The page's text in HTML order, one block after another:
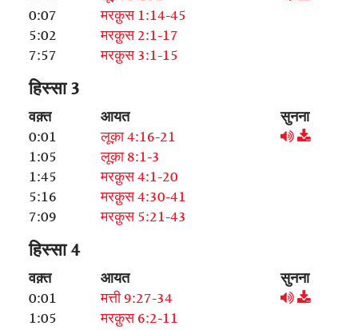
0:07
5:02
7:57
मरक़ुस 1:14-45
मरक़ुस 2:1-17
मरक़ुस 3:1-15
हिस्सा 3
वक़्त आयत
सुनना
0:01
1:05
1:45
5:16
7:09
लूक़ा 4:16-21
लूक़ा 8:1-3
मरक़ुस 4:1-20
मरक़ुस 4:30-41
मरक़ुस 5:21-43
हिस्सा 4
वक़्त आयत
सुनना
0:01
1:05
मत्ती 9:27-34
मरक़ुस 6:2-11